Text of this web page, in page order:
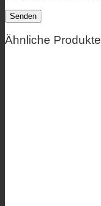
Ähnliche Produkte